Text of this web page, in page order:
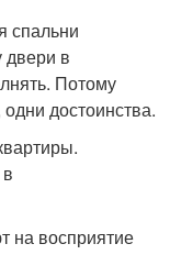
спальни
двери в
Потому
достоинства.
на восприятие